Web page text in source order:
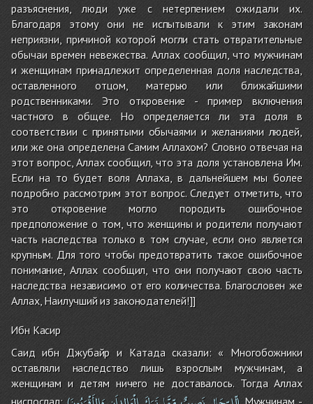
разъяснения, люди уже с нетерпением ожидали их.
Благодаря этому они не испытывали к этим законам
неприязни, причиной которой могли стать отвратительные
обычаи времен невежества. Аллах сообщил, что мужчинам
и женщинам принадлежит определенная доля наследства,
оставленного отцом, матерью или ближайшими
родственниками. Это откровение - пример включения
частного в общее. Но определяется ли эта доля в
соответствии с принятыми обычаями и желаниями людей,
или же она определена Самим Аллахом? Словно отвечая на
этот вопрос, Аллах сообщил, что эта доля установлена Им.
Если на то будет воля Аллаха, в дальнейшем мы более
подробно рассмотрим этот вопрос. Следует отметить, что
это откровение могло породить ошибочное
предположение о том, что женщины и родители получают
часть наследства только в том случае, если оно является
крупным. Для того чтобы предотвратить такое ошибочное
понимание, Аллах сообщил, что они получают свою часть
наследства независимо от его количества. Благословен же
Аллах, Наилучший из законодателей!]]
Ибн Касир
Саид ибн Джубайр и Катада сказали: « Многобожники
оставляли наследство лишь взрослым мужчинам, а
женщинам и детям ничего не доставалось. Тогда Аллах
ниспослал:
Мужчинам -